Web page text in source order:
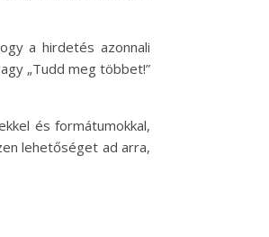
a hirdetés azonnali
„Tudd meg többet!”
és formátumokkal,
lehetőséget ad arra,